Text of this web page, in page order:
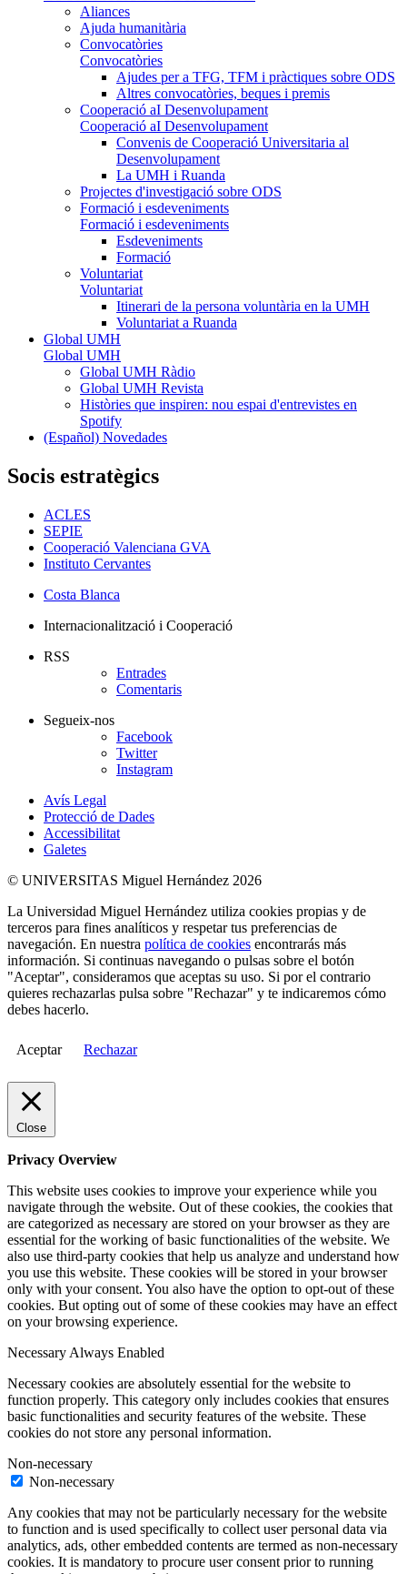
Aliances
Ajuda humanitària
Convocatòries
Convocatòries
Ajudes per a TFG, TFM i pràctiques sobre ODS
Altres convocatòries, beques i premis
Cooperació aI Desenvolupament
Cooperació aI Desenvolupament
Convenis de Cooperació Universitaria al
Desenvolupament
La UMH i Ruanda
Projectes d'investigació sobre ODS
Formació i esdeveniments
Formació i esdeveniments
Esdeveniments
Formació
Voluntariat
Voluntariat
Itinerari de la persona voluntària en la UMH
Voluntariat a Ruanda
Global UMH
Global UMH
Global UMH Ràdio
Global UMH Revista
Històries que inspiren: nou espai d'entrevistes en
Spotify
(Español) Novedades
Socis estratègics
ACLES
SEPIE
Cooperació Valenciana GVA
Instituto Cervantes
Costa Blanca
Internacionalització i Cooperació
RSS
Entrades
Comentaris
Segueix-nos
Facebook
Twitter
Instagram
Avís Legal
Protecció de Dades
Accessibilitat
Galetes
© UNIVERSITAS Miguel Hernández 2026
La Universidad Miguel Hernández utiliza cookies propias y de
terceros para fines analíticos y respetar tus preferencias de
navegación. En nuestra política de cookies encontrarás más
información. Si continuas navegando o pulsas sobre el botón
"Aceptar", consideramos que aceptas su uso. Si por el contrario
quieres rechazarlas pulsa sobre "Rechazar" y te indicaremos cómo
debes hacerlo.
Aceptar Rechazar
Close
Privacy Overview
This website uses cookies to improve your experience while you
navigate through the website. Out of these cookies, the cookies that
are categorized as necessary are stored on your browser as they are
essential for the working of basic functionalities of the website. We
also use third-party cookies that help us analyze and understand how
you use this website. These cookies will be stored in your browser
only with your consent. You also have the option to opt-out of these
cookies. But opting out of some of these cookies may have an effect
on your browsing experience.
Necessary Always Enabled
Necessary cookies are absolutely essential for the website to
function properly. This category only includes cookies that ensures
basic functionalities and security features of the website. These
cookies do not store any personal information.
Non-necessary
Non-necessary
Any cookies that may not be particularly necessary for the website
to function and is used specifically to collect user personal data via
analytics, ads, other embedded contents are termed as non-necessary
cookies. It is mandatory to procure user consent prior to running